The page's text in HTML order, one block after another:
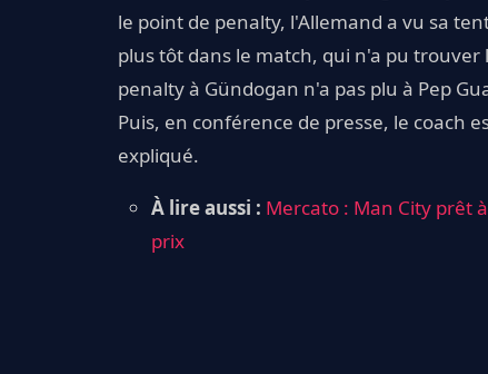
le point de penalty, l'Allemand a vu sa
plus tôt dans le match, qui n'a pu trouver
penalty à Gündogan n'a pas plu à Pep
Puis, en conférence de presse, le coach
expliqué.
À lire aussi : Mercato : Man City prêt
prix